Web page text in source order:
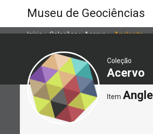
Museu de Geociências
Início>Coleções>Acervo>Anglesita
Coleção
Acervo
Item